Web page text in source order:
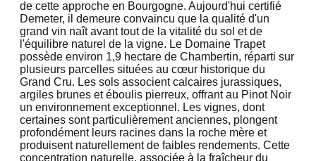
de cette approche en Bourgogne. Aujourd'hui certifié
Demeter, il demeure convaincu que la qualité d'un
grand vin naît avant tout de la vitalité du sol et de
l'équilibre naturel de la vigne. Le Domaine Trapet
possède environ 1,9 hectare de Chambertin, réparti sur
plusieurs parcelles situées au cœur historique du
Grand Cru. Les sols associent calcaires jurassiques,
argiles brunes et éboulis pierreux, offrant au Pinot Noir
un environnement exceptionnel. Les vignes, dont
certaines sont particulièrement anciennes, plongent
profondément leurs racines dans la roche mère et
produisent naturellement de faibles rendements. Cette
concentration naturelle, associée à la fraîcheur du